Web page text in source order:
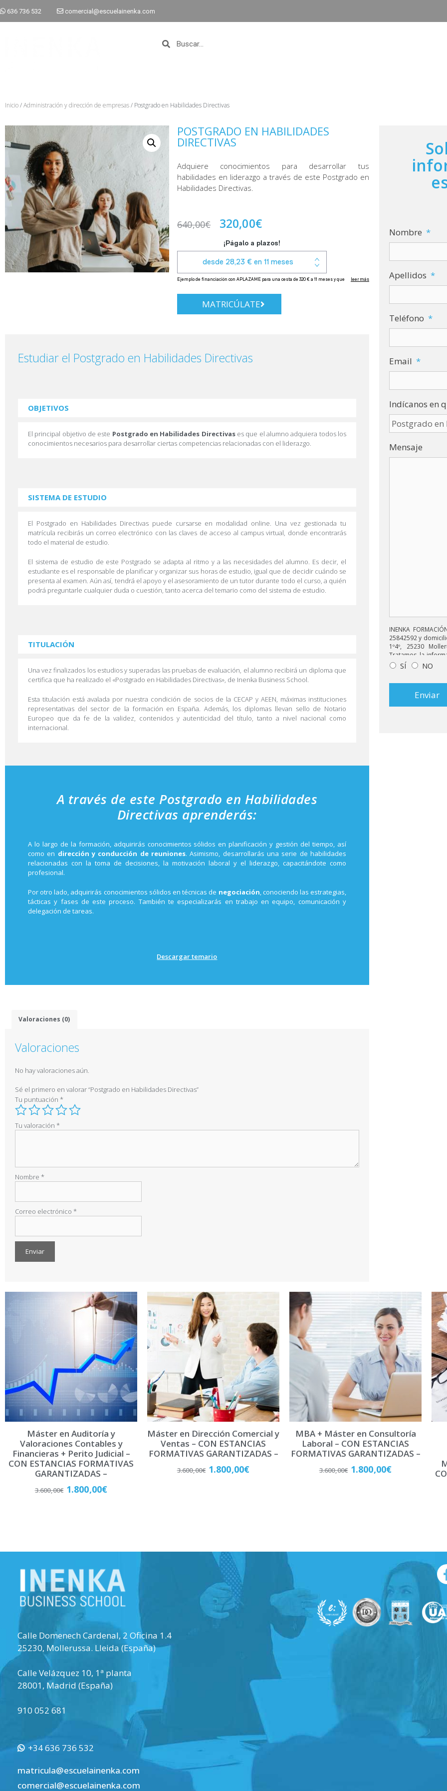
636 736 532 comercial@escuelainenka.com
Inicio/Administración y dirección de empresas/ Postgrado en Habilidades Directivas
POSTGRADO EN HABILIDADES
DIRECTIVAS
Adquiere conocimientos para desarrollar tus
habilidades en liderazgo a través de este Postgrado en
Habilidades Directivas.
640,00€ 320,00€
MATRICÚLATE
Estudiar el Postgrado en Habilidades Directivas
OBJETIVOS
El principal objetivo de este Postgrado en Habilidades Directivases que el alumno adquiera todos los
conocimientos necesarios para desarrollar ciertas competencias relacionadas con el liderazgo.
SISTEMA DE ESTUDIO
El Postgrado en Habilidades Directivas puede cursarse en modalidad online. Una vez gestionada tu
matrícula recibirás un correo electrónico con las claves de acceso al campus virtual, donde encontrarás
todo el material de estudio.
El sistema de estudio de este Postgrado se adapta al ritmo y a las necesidades del alumno. Es decir, el
estudiante es el responsable de planificar y organizar sus horas de estudio, igual que de decidir cuándo se
presenta al examen. Aún así, tendrá el apoyo y el asesoramiento de un tutor durante todo el curso, a quién
podrá preguntarle cualquier duda o cuestión, tanto acerca del temario como del sistema de estudio.
TITULACIÓN
Una vez finalizados los estudios y superadas las pruebas de evaluación, el alumno recibirá un diploma que
certifica que ha realizado el «Postgrado en Habilidades Directivas», de Inenka Business School.
Esta titulación está avalada por nuestra condición de socios de la CECAP y AEEN, máximas instituciones
representativas del sector de la formación en España. Además, los diplomas llevan sello de Notario
Europeo que da fe de la validez, contenidos y autenticidad del título, tanto a nivel nacional como
internacional.
A través de este Postgrado en Habilidades
Directivas aprenderás:
A lo largo de la formación, adquirirás conocimientos sólidos en planificación y gestión del tiempo, así
como en dirección y conducción de reuniones. Asimismo, desarrollarás una serie de habilidades
relacionadas con la toma de decisiones, la motivación laboral y el liderazgo, capacitándote como
profesional.
Por otro lado, adquirirás conocimientos sólidos en técnicas de negociación , conociendo las estrategias,
tácticas y fases de este proceso. También te especializarás en trabajo en equipo, comunicación y
delegación de tareas.
Descargar temario
Valoraciones (0)
Valoraciones
No hay valoraciones aún.
Sé el primero en valorar “Postgrado en Habilidades Directivas”
Tu puntuación *
Tu valoración *
Nombre *
Correo electrónico *
t
Nombre *
Apellidos *
Teléfono *
Email *
Indícanos en
Mensaje
INENKA
25842592 y
1º4º, 25230
Tratamos la
enviarle correos
relacionado con
Derechos:
identificándose
SÍ NO
Máster en Auditoría y
Valoraciones Contables y
Financieras + Perito Judicial –
CON ESTANCIAS FORMATIVAS
GARANTIZADAS –
3.600,00€ 1.800,00€
Máster en Dirección Comercial y
Ventas – CON ESTANCIAS
FORMATIVAS GARANTIZADAS –
3.600,00€ 1.800,00€
MBA + Máster en Consultoría
Laboral – CON ESTANCIAS
FORMATIVAS GARANTIZADAS –
3.600,00€ 1.800,00€
Calle Domenech Cardenal, 2 Oficina 1.4
25230, Mollerussa. Lleida (España)
Calle Velázquez 10, 1ª planta
28001, Madrid (España)
910 052 681
+34 636 736 532
matricula@escuelainenka.com
comercial@escuelainenka.com